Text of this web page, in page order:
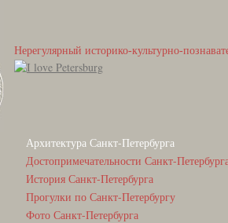
Нерегулярный историко-культурно-
Архитектура Санкт-Петербурга
Достопримечательности Санкт-
История Санкт-Петербурга
Прогулки по Санкт-Петербургу
Фото Санкт-Петербурга